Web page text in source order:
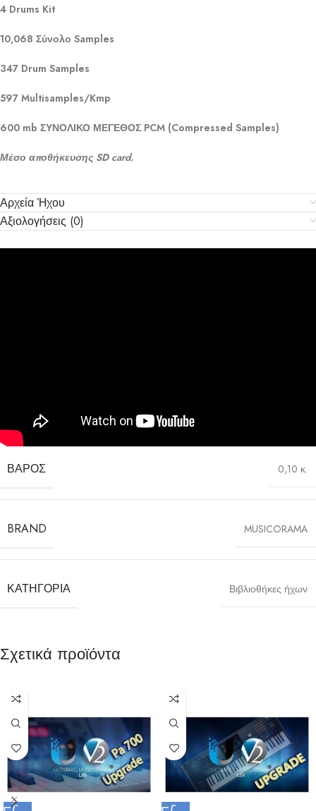
4 Drums Kit
10,068 Σύνολο Samples
347 Drum Samples
597 Multisamples/Kmp
600 mb ΣΥΝΟΛΙΚΟ ΜΕΓΕΘΟΣ PCM (Compressed Samples)
Μέσο αποθήκευσης SD card.
Αρχεία Ήχου
Αξιολογήσεις (0)
ΒΆΡΟΣ 0,10 κ.
BRAND MUSICORAMA
ΚΑΤΗΓΟΡΊΑ Βιβλιοθήκες ήχων
Σχετικά προϊόντα